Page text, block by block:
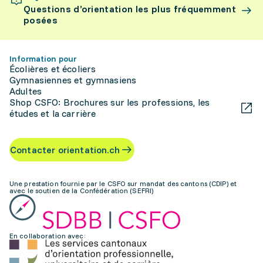
Questions d’orientation les plus fréquemment
posées
Information pour
Écolières et écoliers
Gymnasiennes et gymnasiens
Adultes
Shop CSFO: Brochures sur les professions, les
études et la carrière
Contacter orientation.ch
Une prestation fournie par le CSFO sur mandat des cantons (CDIP) et
avec le soutien de la Confédération (SEFRI)
En collaboration avec: